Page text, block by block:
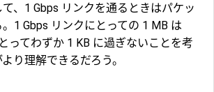
、1 Gbps リンクを通るときはパケッ
1 Gbps リンクにとっての 1 MB は
ってわずか 1 KB に過ぎないことを考
り理解できるだろう。